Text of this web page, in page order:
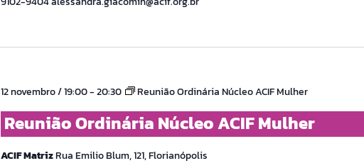
12 novembro / 19:00-20:30 Reunião Ordinária Núcleo ACIF Mulher
Reunião Ordinária Núcleo ACIF Mulher
ACIF MatrizRua Emilio Blum, 121, Florianópolis